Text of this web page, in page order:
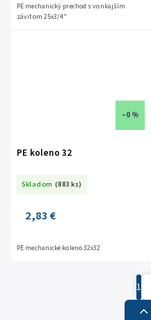
PE mechanický prechod s vonkajším
závitom 25x3/4"
–0 %
PE koleno 32
Skladom (883 ks)
2,83 €
PE mechanické koleno 32x32
1